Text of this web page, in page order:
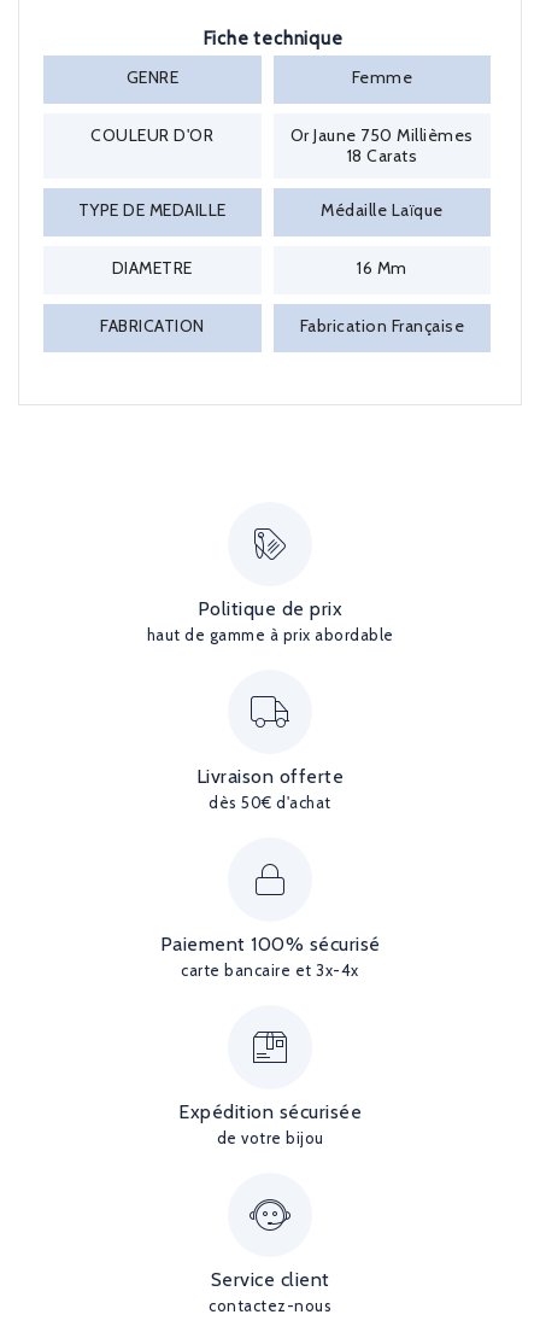
Fiche technique
GENRE
Femme
COULEUR D'OR
Or Jaune 750 Millièmes
18 Carats
TYPE DE MEDAILLE Médaille Laïque
DIAMETRE 16 Mm
FABRICATION Fabrication Française
Politique de prix
haut de gamme à prix abordable
Livraison offerte
dès 50€ d'achat
Paiement 100% sécurisé
carte bancaire et 3x-4x
Expédition sécurisée
de votre bijou
Service client
contactez-nous